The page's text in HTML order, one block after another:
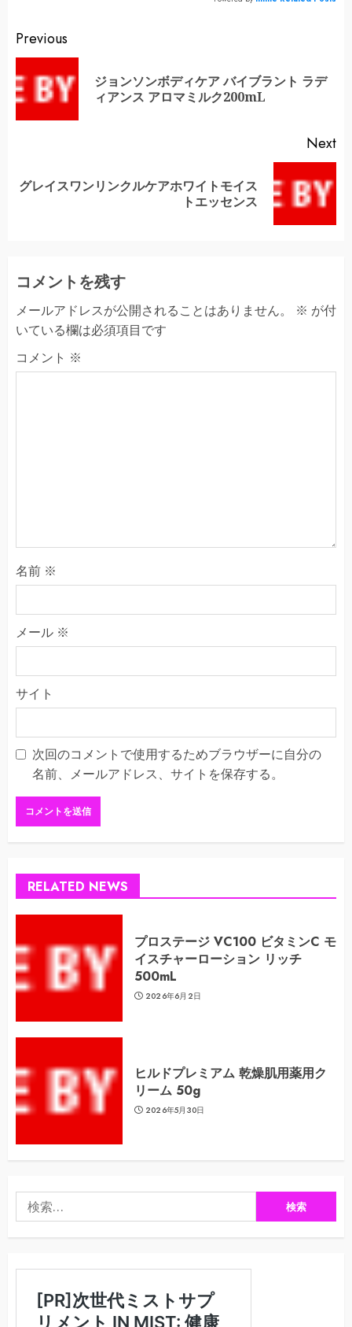
Continue
Reading
Previous
ジョンソンボディケア バイブラント ラデ
ィアンス アロマミルク200mL
Next
Next
グレイスワンリンクルケアホワイトモイス
トエッセンス
コメントを残す
メールアドレスが公開されることはありません。 ※ が付
いている欄は必須項目です
コメント ※
名前 ※
メール ※
サイト
次回のコメントで使用するためブラウザーに自分の
名前、メールアドレス、サイトを保存する。
RELATED NEWS
プロステージ VC100 ビタミンC モ
イスチャーローション リッチ
500mL
2026年6月2日
ヒルドプレミアム 乾燥肌用薬用ク
リーム 50g
2026年5月30日
索: